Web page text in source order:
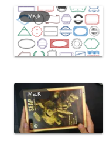
Ma,K
Ma,K